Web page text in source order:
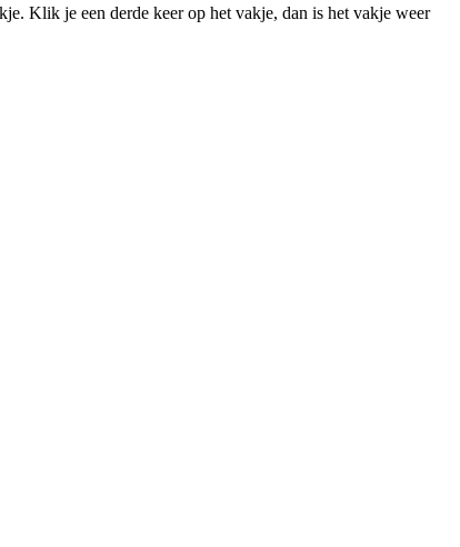
Klik je een derde keer op het vakje, dan is het vakje weer